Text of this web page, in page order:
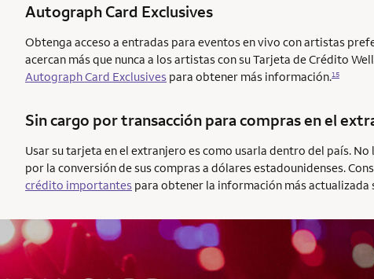
Autograph Card Exclusives
Obtenga acceso a entradas para eventos en vivo con artistas
acercan más que nunca a los artistas con su Tarjeta de Crédito
Autograph Card Exclusives para obtener más información.15
Sin cargo por transacción para compras en el
Usar su tarjeta en el extranjero es como usarla dentro del país.
por la conversión de sus compras a dólares estadounidenses.
crédito importantes para obtener la información más actualizada